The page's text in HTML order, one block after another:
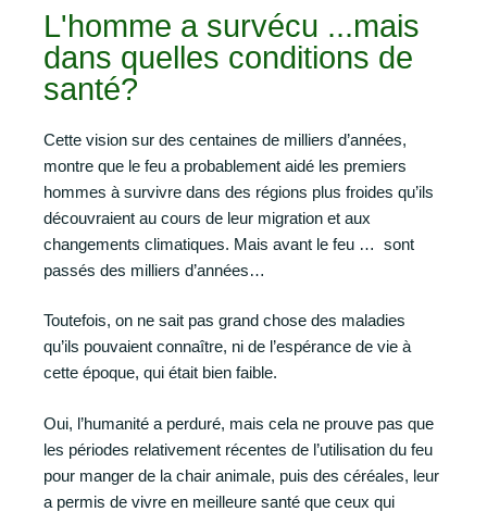
L'homme a survécu ...mais
dans quelles conditions de
santé?
Cette vision sur des centaines de milliers d’années,
montre que le feu a probablement aidé les premiers
hommes à survivre dans des régions plus froides qu’ils
découvraient au cours de leur migration et aux
changements climatiques. Mais avant le feu … sont
passés des milliers d’années…
Toutefois, on ne sait pas grand chose des maladies
qu’ils pouvaient connaître, ni de l’espérance de vie à
cette époque, qui était bien faible.
Oui, l’humanité a perduré, mais cela ne prouve pas que
les périodes relativement récentes de l’utilisation du feu
pour manger de la chair animale, puis des céréales, leur
a permis de vivre en meilleure santé que ceux qui